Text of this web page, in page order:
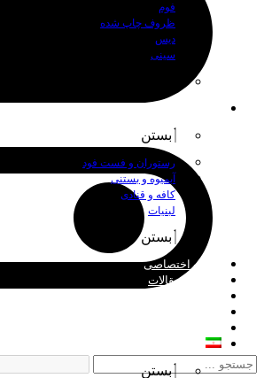
فوم
ظروف چاپ شده
دیس
سینی
بستن
رستوران و فست فود
آبمیوه و بستنی
کافه و قنادی
لبنیات
بستن
چاپ اختصاصی
اخبار و مقالات
بستن